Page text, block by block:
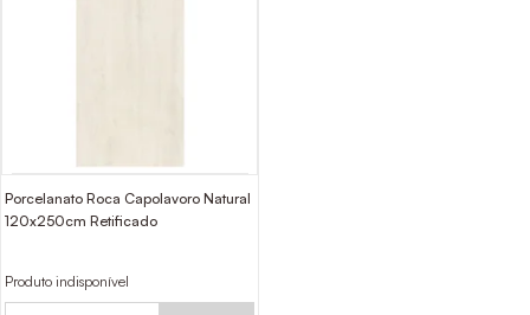
Porcelanato Roca Capolavoro Natural
120x250cm Retificado
Produto indisponível